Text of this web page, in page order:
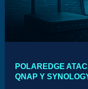
POLAREDGE
QNAP Y